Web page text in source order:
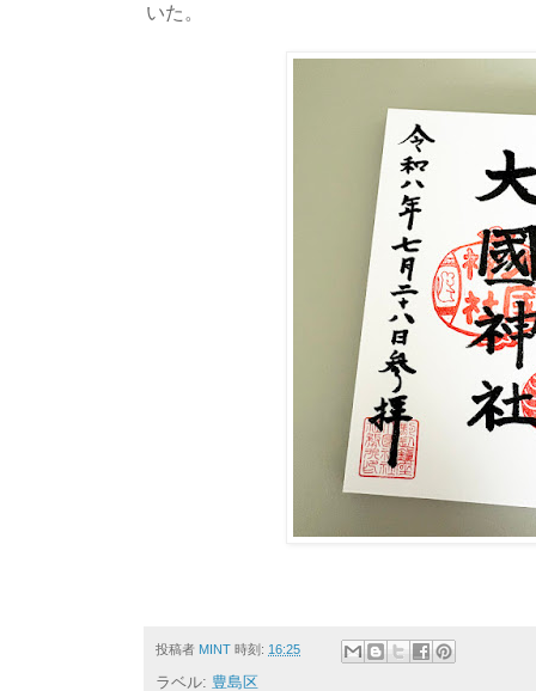
いた。
投稿者 MINT 時刻: 16:25
ラベル: 豊島区